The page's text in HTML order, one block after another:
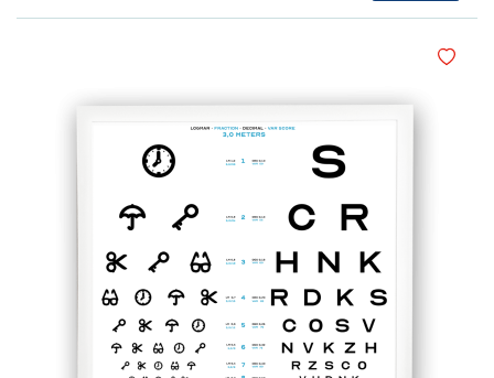
Legg i